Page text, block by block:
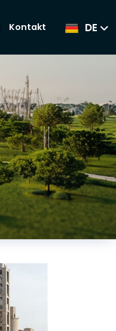
Kontakt DE